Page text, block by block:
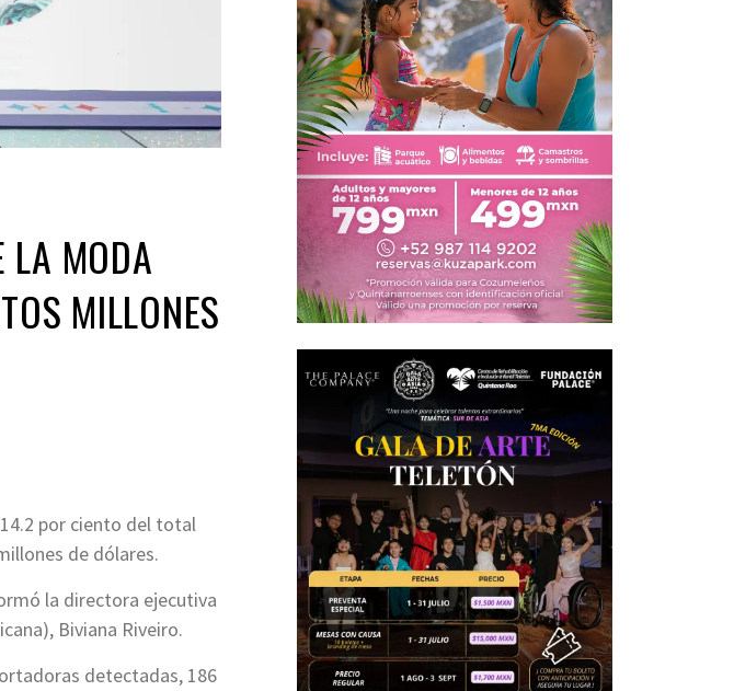
LA MODA
MILLONES
por ciento del total
de dólares.
la directora ejecutiva
Biviana Riveiro.
detectadas, 186